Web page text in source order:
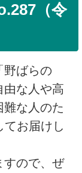
（令
野ばらの
由な人や高
な人のた
てお届けし
すので、ぜ